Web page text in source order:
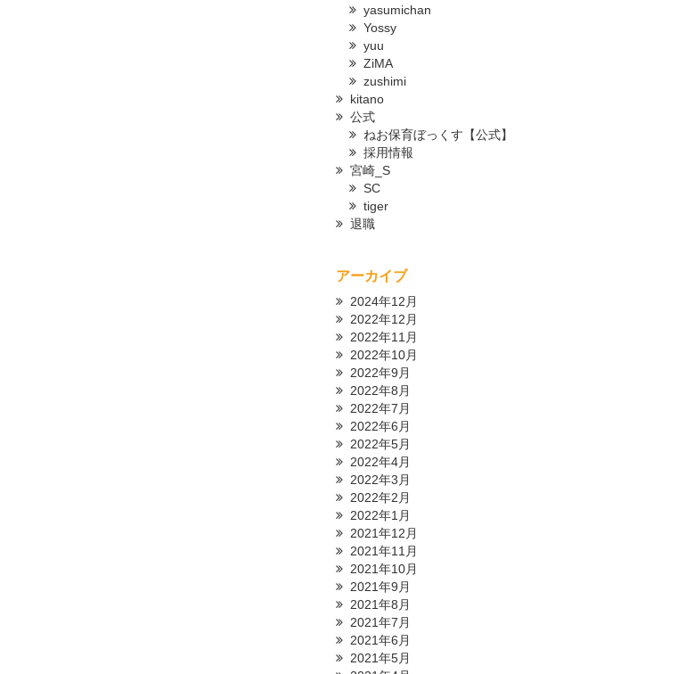
yasumichan
Yossy
yuu
ZiMA
zushimi
kitano
公式
ねお保育ぼっくす【公式】
採用情報
宮崎_S
SC
tiger
退職
アーカイブ
2024年12月
2022年12月
2022年11月
2022年10月
2022年9月
2022年8月
2022年7月
2022年6月
2022年5月
2022年4月
2022年3月
2022年2月
2022年1月
2021年12月
2021年11月
2021年10月
2021年9月
2021年8月
2021年7月
2021年6月
2021年5月